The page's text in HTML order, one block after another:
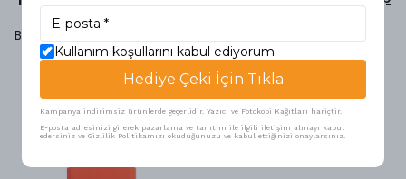
Bu ürün için henüz yorum yapılmamış.
Benzer Ürünler
Kullanım koşullarını kabul ediyorum
Hediye Çeki İçin Tıkla
Kampanya indirimsiz ürünlerde geçerlidir. Yazıcı ve Fotokopi Kağıtları hariçtir.
E-posta adresinizi girerek pazarlama ve tanıtım ile ilgili iletişim almayı kabul
edersiniz ve Gizlilik Politikamızı okuduğunuzu ve kabul ettiğinizi onaylarsınız.